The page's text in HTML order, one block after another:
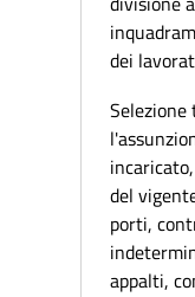
dei
del
porti,
appalti,